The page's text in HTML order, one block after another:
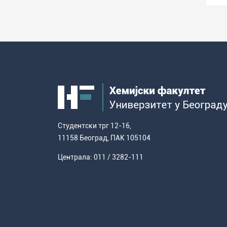
Студентски трг 12-16,
11158 Београд, ПАК 105104
Централа: 011 / 3282-111